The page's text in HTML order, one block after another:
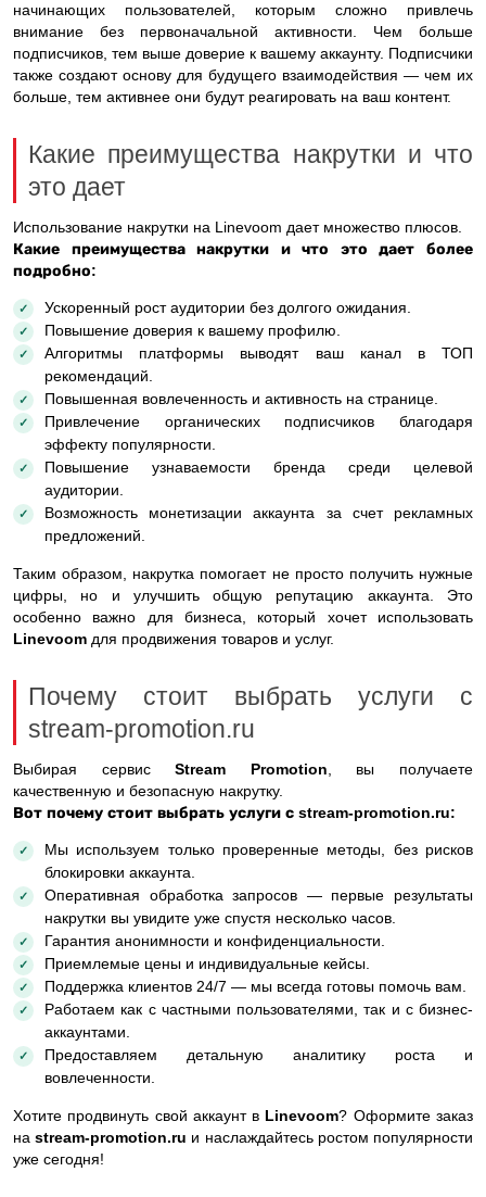
начинающих пользователей, которым сложно привлечь
внимание без первоначальной активности. Чем больше
подписчиков, тем выше доверие к вашему аккаунту. Подписчики
также создают основу для будущего взаимодействия — чем их
больше, тем активнее они будут реагировать на ваш контент.
Какие преимущества накрутки и что
это дает
Использование накрутки на Linevoom дает множество плюсов.
Какие преимущества накрутки и что это дает более
подробно:
Ускоренный рост аудитории без долгого ожидания.
Повышение доверия к вашему профилю.
Алгоритмы платформы выводят ваш канал в ТОП
рекомендаций.
Повышенная вовлеченность и активность на странице.
Привлечение органических подписчиков благодаря
эффекту популярности.
Повышение узнаваемости бренда среди целевой
аудитории.
Возможность монетизации аккаунта за счет рекламных
предложений.
Таким образом, накрутка помогает не просто получить нужные
цифры, но и улучшить общую репутацию аккаунта. Это
особенно важно для бизнеса, который хочет использовать
Linevoom для продвижения товаров и услуг.
Почему стоит выбрать услуги с
stream-promotion.ru
Выбирая сервисStream Promotion, вы получаете
качественную и безопасную накрутку.
Вот почему стоит выбрать услуги с stream-promotion.ru:
Мы используем только проверенные методы, без рисков
блокировки аккаунта.
Оперативная обработка запросов — первые результаты
накрутки вы увидите уже спустя несколько часов.
Гарантия анонимности и конфиденциальности.
Приемлемые цены и индивидуальные кейсы.
Поддержка клиентов 24/7 — мы всегда готовы помочь вам.
Работаем как с частными пользователями, так и с бизнес-
аккаунтами.
Предоставляем детальную аналитику роста и
вовлеченности.
Хотите продвинуть свой аккаунт в Linevoom? Оформите заказ
наstream-promotion.ru и наслаждайтесь ростом популярности
уже сегодня!